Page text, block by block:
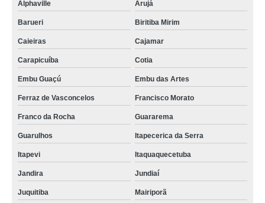
Alphaville Arujá
Barueri Biritiba Mirim
Caieiras Cajamar
Carapicuíba Cotia
Embu Guaçú Embu das Artes
Ferraz de Vasconcelos Francisco Morato
Franco da Rocha Guararema
Guarulhos Itapecerica da Serra
Itapevi Itaquaquecetuba
Jandira Jundiaí
Juquitiba Mairiporã